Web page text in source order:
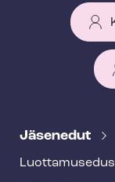
e
Jäsenedut